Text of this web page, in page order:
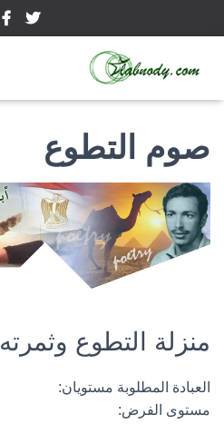
صوم التطوع
منزلة التطوع وثمرته
العبادة المطلوبة مستويان:
مستوى الفرض: